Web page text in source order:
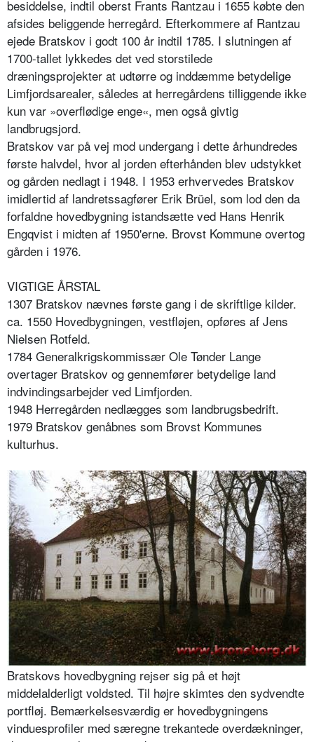
besiddelse, indtil oberst Frants Rantzau i 1655 købte den
afsides beliggende herregård. Efterkommere af Rantzau
ejede Bratskov i godt 100 år indtil 1785. I slutningen af
1700-tallet lykkedes det ved storstilede
dræningsprojekter at udtørre og inddæmme betydelige
Limfjordsarealer, således at herregårdens tilliggende ikke
kun var »overflødige enge«, men også givtig
landbrugsjord.
Bratskov var på vej mod undergang i dette århundredes
første halvdel, hvor al jorden efterhånden blev udstykket
og gården nedlagt i 1948. I 1953 erhvervedes Bratskov
imidlertid af landretssagfører Erik Brüel, som lod den da
forfaldne hovedbygning istandsætte ved Hans Henrik
Engqvist i midten af 1950'erne. Brovst Kommune overtog
gården i 1976.
VIGTIGE ÅRSTAL
1307 Bratskov nævnes første gang i de skriftlige kilder.
ca. 1550 Hovedbygningen, vestfløjen, opføres af Jens
Nielsen Rotfeld.
1784 Generalkrigskommissær Ole Tønder Lange
overtager Bratskov og gennemfører betydelige land
indvindingsarbejder ved Limfjorden.
1948 Herregården nedlægges som landbrugsbedrift.
1979 Bratskov genåbnes som Brovst Kommunes
kulturhus.
Bratskovs hovedbygning rejser sig på et højt
middelalderligt voldsted. Til højre skimtes den sydvendte
portfløj. Bemærkelsesværdig er hovedbygningens
vinduesprofiler med særegne trekantede overdækninger,